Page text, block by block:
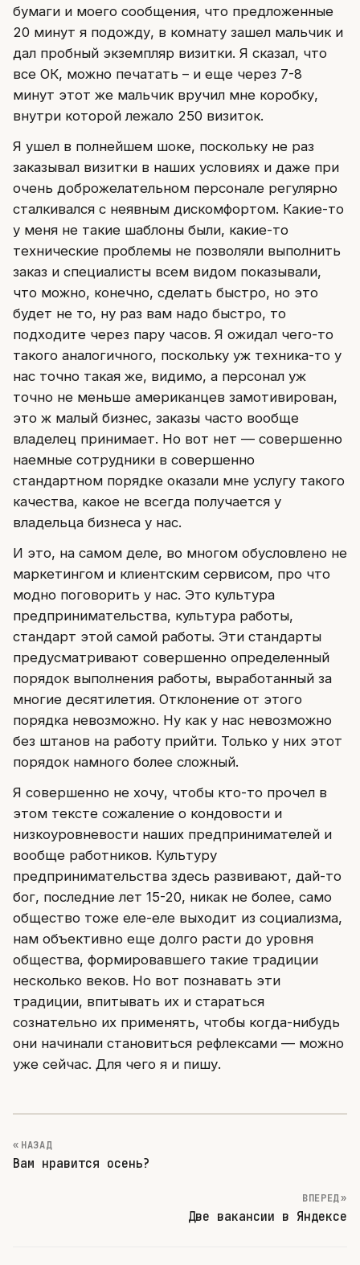
бумаги и моего сообщения, что предложенные
20 минут я подожду, в комнату зашел мальчик и
дал пробный экземпляр визитки. Я сказал, что
все ОК, можно печатать – и еще через 7-8
минут этот же мальчик вручил мне коробку,
внутри которой лежало 250 визиток.
Я ушел в полнейшем шоке, поскольку не раз
заказывал визитки в наших условиях и даже при
очень доброжелательном персонале регулярно
сталкивался с неявным дискомфортом. Какие-то
у меня не такие шаблоны были, какие-то
технические проблемы не позволяли выполнить
заказ и специалисты всем видом показывали,
что можно, конечно, сделать быстро, но это
будет не то, ну раз вам надо быстро, то
подходите через пару часов. Я ожидал чего-то
такого аналогичного, поскольку уж техника-то у
нас точно такая же, видимо, а персонал уж
точно не меньше американцев замотивирован,
это ж малый бизнес, заказы часто вообще
владелец принимает. Но вот нет — совершенно
наемные сотрудники в совершенно
стандартном порядке оказали мне услугу такого
качества, какое не всегда получается у
владельца бизнеса у нас.
И это, на самом деле, во многом обусловлено не
маркетингом и клиентским сервисом, про что
модно поговорить у нас. Это культура
предпринимательства, культура работы,
стандарт этой самой работы. Эти стандарты
предусматривают совершенно определенный
порядок выполнения работы, выработанный за
многие десятилетия. Отклонение от этого
порядка невозможно. Ну как у нас невозможно
без штанов на работу прийти. Только у них этот
порядок намного более сложный.
Я совершенно не хочу, чтобы кто-то прочел в
этом тексте сожаление о кондовости и
низкоуровневости наших предпринимателей и
вообще работников. Культуру
предпринимательства здесь развивают, дай-то
бог, последние лет 15-20, никак не более, само
общество тоже еле-еле выходит из социализма,
нам объективно еще долго расти до уровня
общества, формировавшего такие традиции
несколько веков. Но вот познавать эти
традиции, впитывать их и стараться
сознательно их применять, чтобы когда-нибудь
они начинали становиться рефлексами — можно
уже сейчас. Для чего я и пишу.
« НАЗАД
Вам нравится осень?
ВПЕРЕД »
Две вакансии в Яндексе